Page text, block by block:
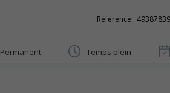
Référence : 49387839
Permanent Temps plein